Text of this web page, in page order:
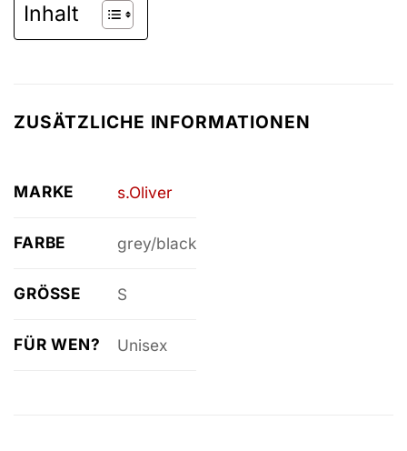
Inhalt
ZUSÄTZLICHE INFORMATIONEN
MARKE s.Oliver
FARBE grey/black
GRÖSSE S
FÜR WEN? Unisex